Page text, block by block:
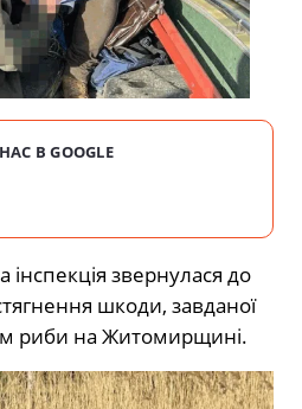
В GOOGLE
звернулася до
шкоди, завданої
риби на Житомирщині.